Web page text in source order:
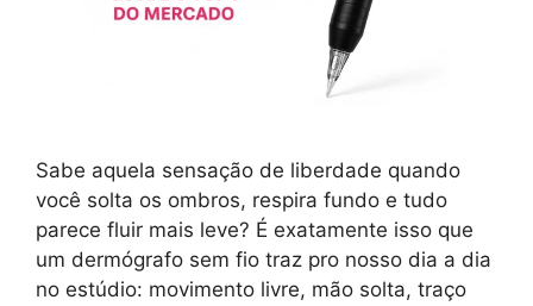
Sabe aquela sensação de liberdade quando
você solta os ombros, respira fundo e tudo
parece fluir mais leve? É exatamente isso que
um dermógrafo sem fio traz pro nosso dia a dia
no estúdio: movimento livre, mão solta, traço